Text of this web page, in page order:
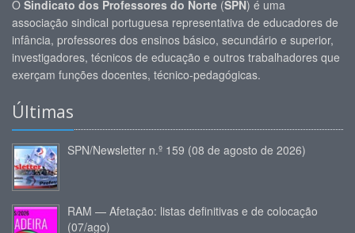
O Sindicato dos Professores do Norte (SPN) é uma
associação sindical portuguesa representativa de educadores de
infância, professores dos ensinos básico, secundário e superior,
investigadores, técnicos de educação e outros trabalhadores que
exerçam funções docentes, técnico-pedagógicas.
Últimas
SPN/Newsletter n.º 159 (08 de agosto de 2026)
RAM — Afetação: listas definitivas e de colocação
(07/ago)